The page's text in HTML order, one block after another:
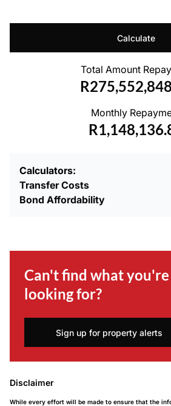
Calculate
Total Amount
Monthly
Calculators:
Transfer Costs
Bond Affordability
Can't find what you're
looking for?
Sign up for property alerts
Disclaimer
While every effort will be made to ensure that the